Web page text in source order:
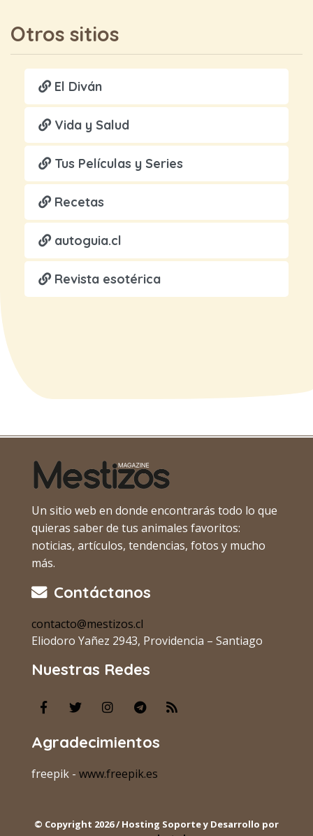
Otros sitios
El Diván
Vida y Salud
Tus Películas y Series
Recetas
autoguia.cl
Revista esotérica
Un sitio web en donde encontrarás todo lo que
quieras saber de tus animales favoritos:
noticias, artículos, tendencias, fotos y mucho
más.
Contáctanos
contacto@mestizos.cl
Eliodoro Yañez 2943, Providencia – Santiago
Nuestras Redes
Agradecimientos
freepik - www.freepik.es
© Copyright 2026 / Hosting Soporte y Desarrollo por